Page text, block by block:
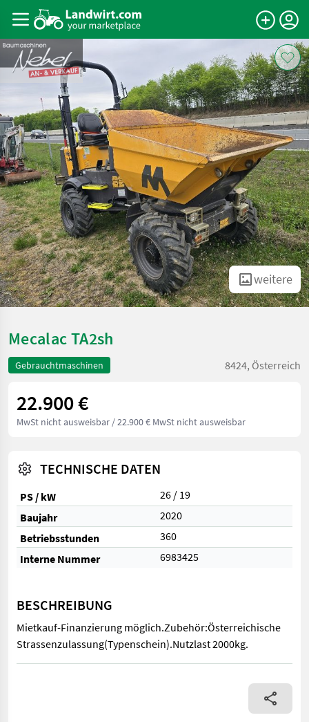
weitere
Mecalac TA2sh
Gebrauchtmaschinen 8424, Österreich
22.900 €
MwSt nicht ausweisbar / 22.900 € MwSt nicht ausweisbar
TECHNISCHE DATEN
PS / kW
26 / 19
Baujahr
2020
Betriebsstunden
360
Interne Nummer
6983425
BESCHREIBUNG
Mietkauf-Finanzierung möglich.Zubehör:Österreichische
Strassenzulassung(Typenschein).Nutzlast 2000kg.
Mietkauf-Finanzierung möglich.Zubehör:Österreichische